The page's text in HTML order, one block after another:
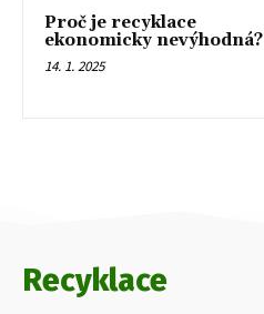
Proč je recyklace
ekonomicky nevýhodná?
14. 1. 2025
Recyklace